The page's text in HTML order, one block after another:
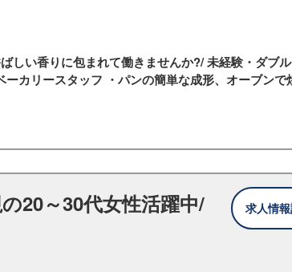
しい香りに包まれて働きませんか?/ 未経験・ダブ
カリースタッフ ・パンの簡単な成形、オーブンで
20～30代女性活躍中/
求人情